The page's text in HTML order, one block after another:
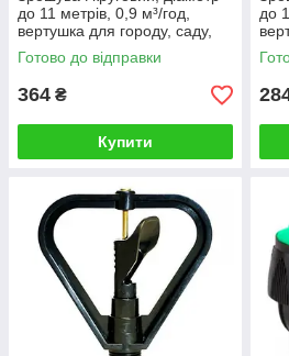
Як купити вертушки для
саду, газону?
01.
ОФОРМЛЕННЯ
Оформити замовлення можна
до 11 метрів, 0,9 м³/год,
вертушка для городу, саду,
газону на підставці
"AquaSpin"
Готово до відправки
364 ₴
Купити
до